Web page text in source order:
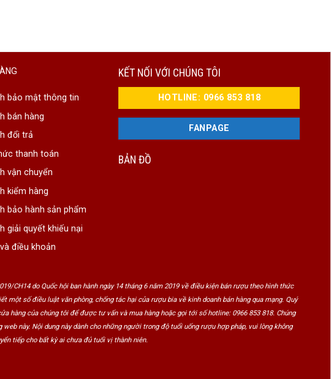
bảo mật thông tin
bán hàng
đổi trả
thanh toán
vận chuyển
kiểm hàng
bảo hành sản phẩm
giải quyết khiếu nại
điều khoản
KẾT NỐI VỚI CHÚNG TÔI
HOTLINE: 0966 853 818
FANPAGE
BẢN ĐỒ
CH14 do Quốc hội ban hành ngày 14 tháng 6 năm 2019 về điều kiện bán rượu theo hình thức
số điều luật văn phòng, chống tác hại của rượu bia về kinh doanh bán hàng qua mạng. Quý
hàng của chúng tôi để được tư vấn và mua hàng hoặc gọi tới số hotline: 0966 853 818. Chúng
này. Nội dung này dành cho những người trong độ tuổi uống rượu hợp pháp, vui lòng không
tiếp cho bất kỳ ai chưa đủ tuổi vị thành niên.